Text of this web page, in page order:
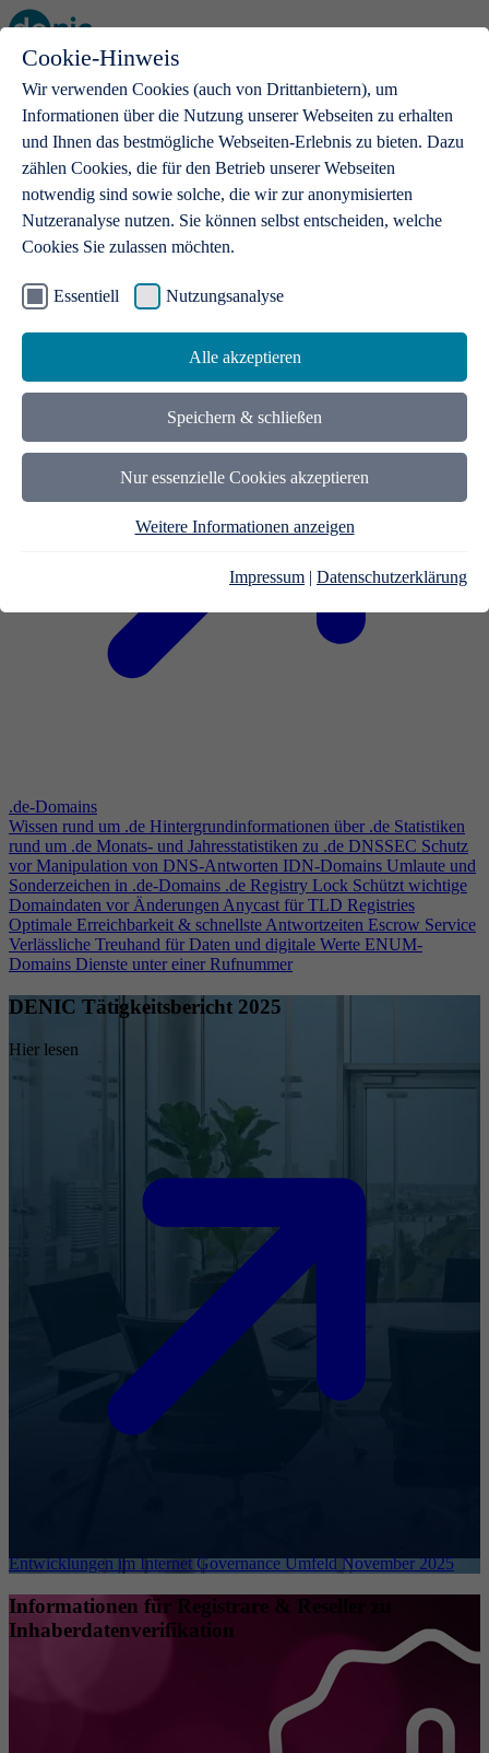
Cookie-Hinweis
Wir verwenden Cookies (auch von Drittanbietern), um
Informationen über die Nutzung unserer Webseiten zu erhalten
und Ihnen das bestmögliche Webseiten-Erlebnis zu bieten. Dazu
zählen Cookies, die für den Betrieb unserer Webseiten
notwendig sind sowie solche, die wir zur anonymisierten
Nutzeranalyse nutzen. Sie können selbst entscheiden, welche
Cookies Sie zulassen möchten.
Essentiell Nutzungsanalyse
Alle akzeptieren
Speichern & schließen
Nur essenzielle Cookies akzeptieren
Weitere Informationen anzeigen
Impressum | Datenschutzerklärung
Open main menu
.de-Domains
Mit einer .de-Domain erhalten Ideen eine Bühne
.de-Domains
Wissen rund um .de Hintergrundinformationen über .de Statistiken
rund um .de Monats- und Jahresstatistiken zu .de DNSSEC Schutz
vor Manipulation von DNS-Antworten IDN-Domains Umlaute und
Sonderzeichen in .de-Domains .de Registry Lock Schützt wichtige
Domaindaten vor ÄnderungenAnycast für TLD Registries
Optimale Erreichbarkeit & schnellste Antwortzeiten Escrow Service
Verlässliche Treuhand für Daten und digitale Werte ENUM-
Domains Dienste unter einer Rufnummer
DENIC Tätigkeitsbericht 2025
Hier lesen
Entwicklungen im Internet Governance Umfeld November 2025
Informationen für Registrare & Reseller zu
Inhaberdatenverifikation